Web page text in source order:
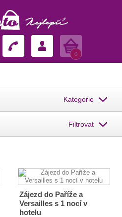
Košík
0
Kategorie
Filtrovat
Zájezd do Paříže a
Versailles s 1 nocí v
hotelu